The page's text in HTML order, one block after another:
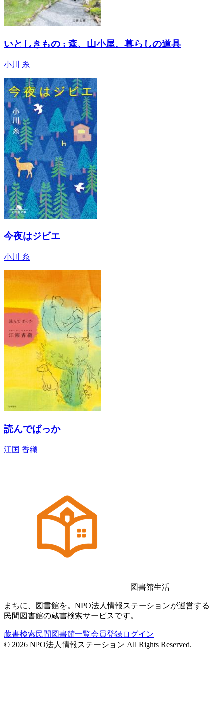
いとしきもの : 森、山小屋、暮らしの道具
小川 糸
今夜はジビエ
小川 糸
読んでばっか
江国 香織
図書館生活
まちに、図書館を。NPO法人情報ステーションが運営する
民間図書館の蔵書検索サービスです。
蔵書検索民間図書館一覧会員登録ログイン
© 2026 NPO法人情報ステーション All Rights Reserved.